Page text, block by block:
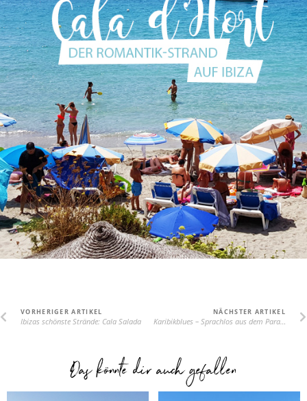
VORHERIGER ARTIKEL
Ibizas schönste Strände: Cala Salada
NÄCHSTER ARTIKEL
Karibikblues – Sprachlos aus dem Paradies
Das könnte dir auch gefallen